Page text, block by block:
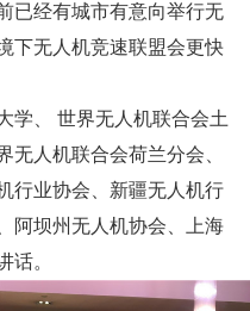
已经有城市有意向举行无
下无人机竞速联盟会更快
学、 世界无人机联合会土
无人机联合会荷兰分会、
行业协会、新疆无人机行
阿坝州无人机协会、上海
话。